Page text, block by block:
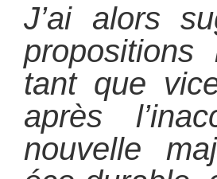
J’ai alors
tant que
après
nouvelle